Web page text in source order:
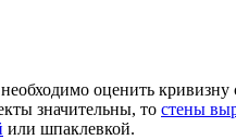
оценить кривизну
значительны, то стены
или шпаклевкой.